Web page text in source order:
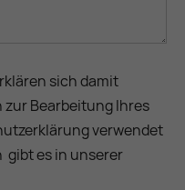
sich damit
Bearbeitung Ihres
verwendet
gibt es in unserer